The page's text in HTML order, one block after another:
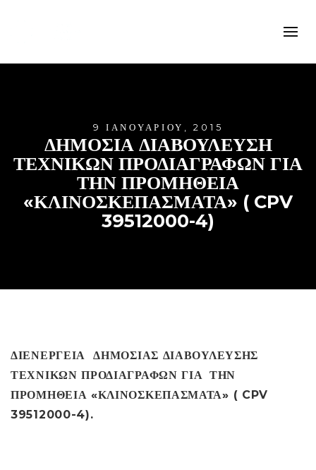
9 ΙΑΝΟΥΑΡΊΟΥ, 2015
ΔΗΜΟΣΙΑ ΔΙΑΒΟΥΛΕΥΣΗ
ΤΕΧΝΙΚΩΝ ΠΡΟΔΙΑΓΡΑΦΩΝ ΓΙΑ
ΤΗΝ ΠΡΟΜΗΘΕΙΑ
«ΚΛΙΝΟΣΚΕΠΑΣΜΑΤΑ» ( CPV
39512000-4)
ΔΙΕΝΕΡΓΕΙΑ ΔΗΜΟΣΙΑΣ ΔΙΑΒΟΥΛΕΥΣΗΣ
ΤΕΧΝΙΚΩΝ ΠΡΟΔΙΑΓΡΑΦΩΝ ΓΙΑ ΤΗΝ
ΠΡΟΜΗΘΕΙΑ «ΚΛΙΝΟΣΚΕΠΑΣΜΑΤΑ» ( CPV
39512000-4).